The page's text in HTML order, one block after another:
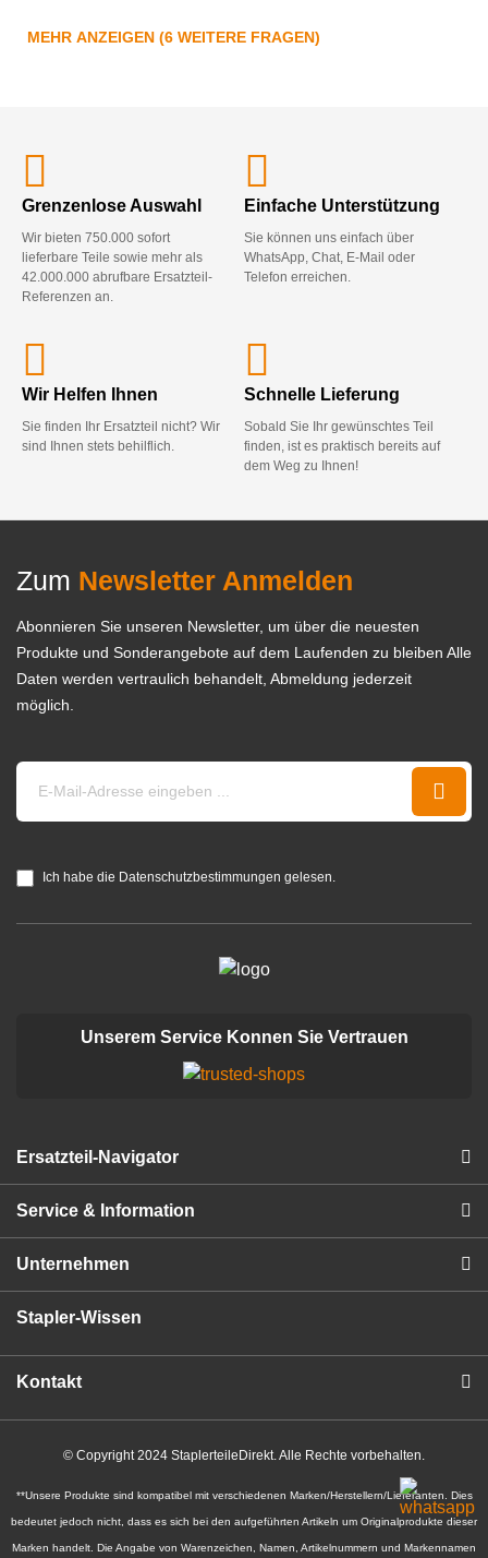
MEHR ANZEIGEN (6 WEITERE FRAGEN)
Grenzenlose Auswahl
Wir bieten 750.000 sofort
lieferbare Teile sowie mehr als
42.000.000 abrufbare Ersatzteil-
Referenzen an.
Einfache Unterstützung
Sie können uns einfach über
WhatsApp, Chat, E-Mail oder
Telefon erreichen.
Wir Helfen Ihnen
Sie finden Ihr Ersatzteil nicht? Wir
sind Ihnen stets behilflich.
Schnelle Lieferung
Sobald Sie Ihr gewünschtes Teil
finden, ist es praktisch bereits auf
dem Weg zu Ihnen!
Zum Newsletter Anmelden
Abonnieren Sie unseren Newsletter, um über die neuesten
Produkte und Sonderangebote auf dem Laufenden zu bleiben Alle
Daten werden vertraulich behandelt, Abmeldung jederzeit
möglich.
Ich habe die Datenschutzbestimmungen gelesen.
Unserem Service Konnen Sie Vertrauen
Ersatzteil-Navigator
Service & Information
Unternehmen
Stapler-Wissen
Kontakt
© Copyright 2024 StaplerteileDirekt. Alle Rechte vorbehalten.
**Unsere Produkte sind kompatibel mit verschiedenen Marken/Herstellern/Lieferanten. Dies
bedeutet jedoch nicht, dass es sich bei den aufgeführten Artikeln um Originalprodukte dieser
Marken handelt. Die Angabe von Warenzeichen, Namen, Artikelnummern und Markennamen